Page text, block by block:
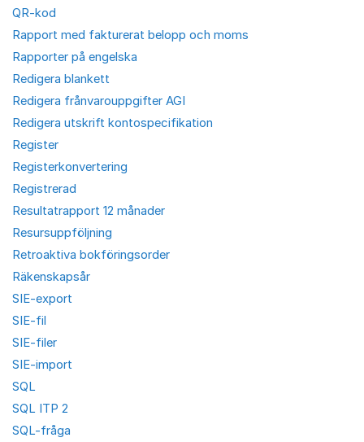
QR-kod
Rapport med fakturerat belopp och moms
Rapporter på engelska
Redigera blankett
Redigera frånvarouppgifter AGI
Redigera utskrift kontospecifikation
Register
Registerkonvertering
Registrerad
Resultatrapport 12 månader
Resursuppföljning
Retroaktiva bokföringsorder
Räkenskapsår
SIE-export
SIE-fil
SIE-filer
SIE-import
SQL
SQL ITP 2
SQL-fråga